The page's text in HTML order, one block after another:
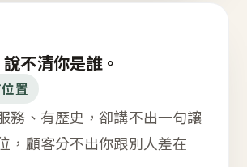
不清你是誰。
置
務、有歷史，卻講不出一句讓
，顧客分不出你跟別人差在